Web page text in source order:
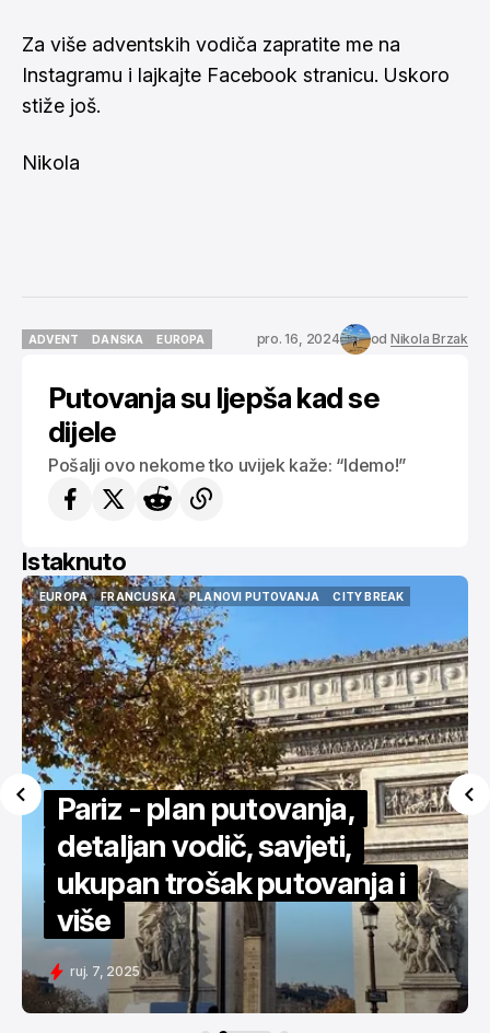
Za više adventskih vodiča zapratite me na
Instagramu i lajkajte Facebook stranicu. Uskoro
stiže još.
Nikola
ADVENT
DANSKA
EUROPA
pro. 16, 2024 od Nikola Brzak
Putovanja su ljepša kad se
dijele
Pošalji ovo nekome tko uvijek kaže: “Idemo!”
Istaknuto
USA
USA
AMERIKA
AMERIKA
NEW YORK
NEW YORK
CITY BREAK
CITY BREAK
VODIČI
ISTAKNUTO
Za 450€ povratno u New
York - detaljan vodič
svi. 11, 2025